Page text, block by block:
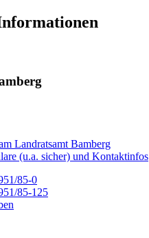
Landratsamt Bamberg
(u.a. sicher) und Kontaktinfos
85-0
85-125